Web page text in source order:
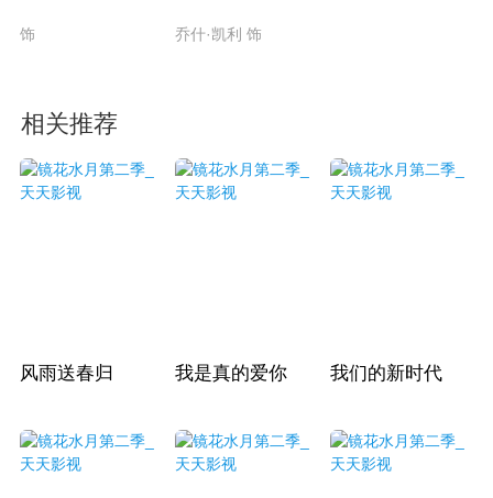
饰 乔什·凯利 饰
相关推荐
风雨送春归 我是真的爱你 我们的新时代